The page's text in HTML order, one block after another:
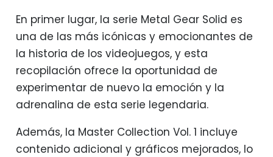
En primer lugar, la serie Metal Gear Solid es
una de las más icónicas y emocionantes de
la historia de los videojuegos, y esta
recopilación ofrece la oportunidad de
experimentar de nuevo la emoción y la
adrenalina de esta serie legendaria.
Además, la Master Collection Vol. 1 incluye
contenido adicional y gráficos mejorados, lo